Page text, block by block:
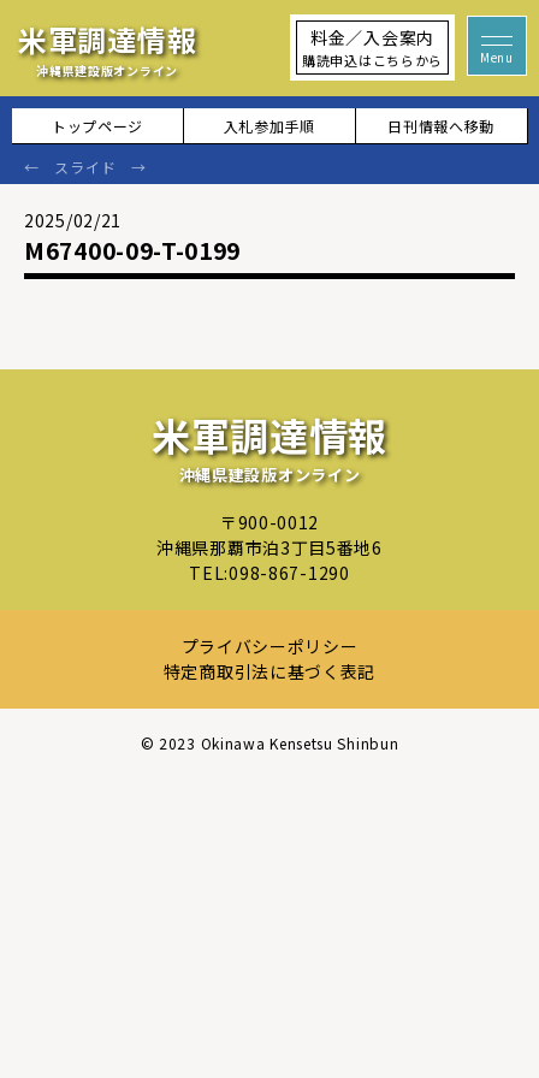
米軍調達情報
沖縄県建設版オンライン
料金／入会案内
購読申込はこちらから
トップページ 入札参加手順 日刊情報へ移動
2025/02/21
M67400-09-T-0199
米軍調達情報
沖縄県建設版オンライン
〒900-0012
沖縄県那覇市泊3丁目5番地6
TEL:098-867-1290
プライバシーポリシー
特定商取引法に基づく表記
©︎ 2023 Okinawa Kensetsu Shinbun